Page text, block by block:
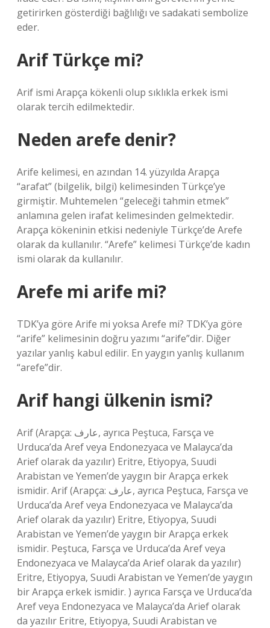
getirirken gösterdiği bağlılığı ve sadakati sembolize
eder.
Arif Türkçe mi?
Arif ismi Arapça kökenli olup sıklıkla erkek ismi
olarak tercih edilmektedir.
Neden arefe denir?
Arife kelimesi, en azından 14. yüzyılda Arapça
“arafat” (bilgelik, bilgi) kelimesinden Türkçe’ye
girmiştir. Muhtemelen “geleceği tahmin etmek”
anlamına gelen irafat kelimesinden gelmektedir.
Arapça kökeninin etkisi nedeniyle Türkçe’de Arefe
olarak da kullanılır. “Arefe” kelimesi Türkçe’de kadın
ismi olarak da kullanılır.
Arefe mi arife mi?
TDK’ya göre Arife mi yoksa Arefe mi? TDK’ya göre
“arife” kelimesinin doğru yazımı “arife”dir. Diğer
yazılar yanlış kabul edilir. En yaygın yanlış kullanım
“arefe”dir.
Arif hangi ülkenin ismi?
Arif (Arapça: عارف‎, ayrıca Peştuca, Farsça ve
Urduca’da Aref veya Endonezyaca ve Malayca’da
Arief olarak da yazılır) Eritre, Etiyopya, Suudi
Arabistan ve Yemen’de yaygın bir Arapça erkek
ismidir. Arif (Arapça: عارف‎, ayrıca Peştuca, Farsça ve
Urduca’da Aref veya Endonezyaca ve Malayca’da
Arief olarak da yazılır) Eritre, Etiyopya, Suudi
Arabistan ve Yemen’de yaygın bir Arapça erkek
ismidir. Peştuca, Farsça ve Urduca’da Aref veya
Endonezyaca ve Malayca’da Arief olarak da yazılır)
Eritre, Etiyopya, Suudi Arabistan ve Yemen’de yaygın
bir Arapça erkek ismidir. ) ayrıca Farsça ve Urduca’da
Aref veya Endonezyaca ve Malayca’da Arief olarak
da yazılır Eritre, Etiyopya, Suudi Arabistan ve